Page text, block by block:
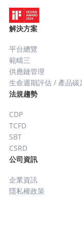
險。 過去，羅
一、二與三之碳
大的能源能耗憑
由於集團供應鏈
商及零售通路，
高度密集的勞力
進部單一單位的
依賴次級數據
反映供應商所付
入專業的
（Lotte）在研發
了從新創公司到
天最終因
用。由於全集
多位同仁共同
解決方案
平台總覽
範疇三
供應鏈管理
生命週期評估 / 產品碳
法規趨勢
CDP
TCFD
SBT
CSRD
公司資訊
企業資訊
隱私權政策